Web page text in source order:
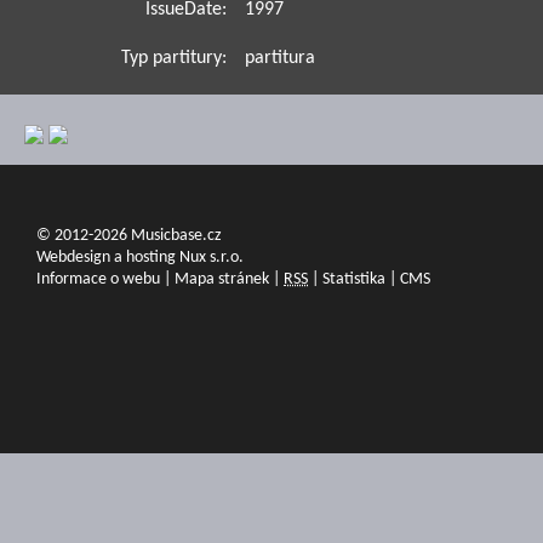
IssueDate: 1997
Typ partitury: partitura
© 2012-2026 Musicbase.cz
Webdesign a hosting Nux s.r.o.
Informace o webu
Mapa stránek RSS Statistika CMS